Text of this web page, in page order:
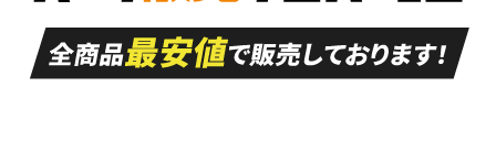
A
走行距離も少なく、
目立つ傷もほとんど
ない中古品
A
走行距離も少なく、
非常に状態の良い中
古品